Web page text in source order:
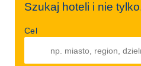
Szukaj hoteli i nie
Cel